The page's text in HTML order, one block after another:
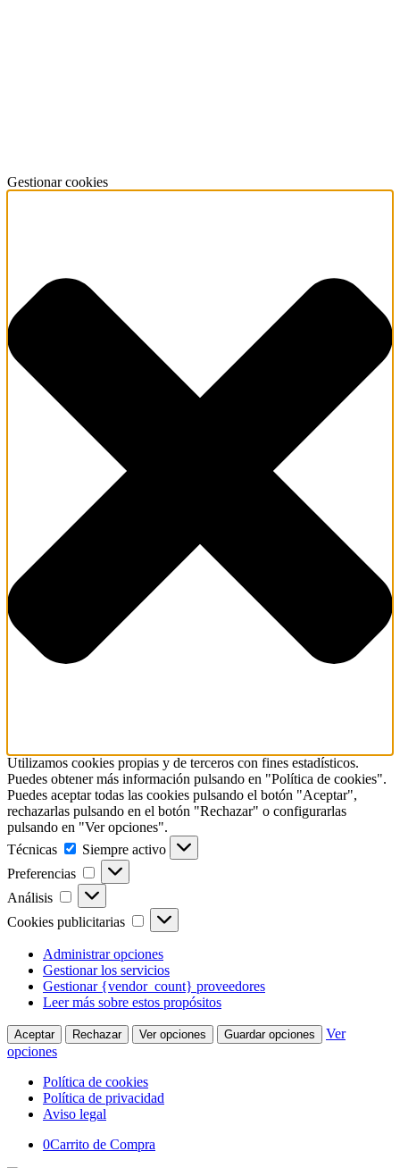
Gestionar cookies
Utilizamos cookies propias y de terceros con fines estadísticos.
Puedes obtener más información pulsando en "Política de cookies".
Puedes aceptar todas las cookies pulsando el botón "Aceptar",
rechazarlas pulsando en el botón "Rechazar" o configurarlas
pulsando en "Ver opciones".
Técnicas
Técnicas
Siempre activo
Preferencias
Preferencias
Análisis Análisis
Cookies publicitarias
Cookies
publicitarias
Administrar opciones
Gestionar los servicios
Gestionar {vendor_count} proveedores
Leer más sobre estos propósitos
Aceptar Rechazar Ver opciones Guardar opciones
Ver
opciones
Política de cookies
Política de privacidad
Aviso legal
0Carrito de Compra